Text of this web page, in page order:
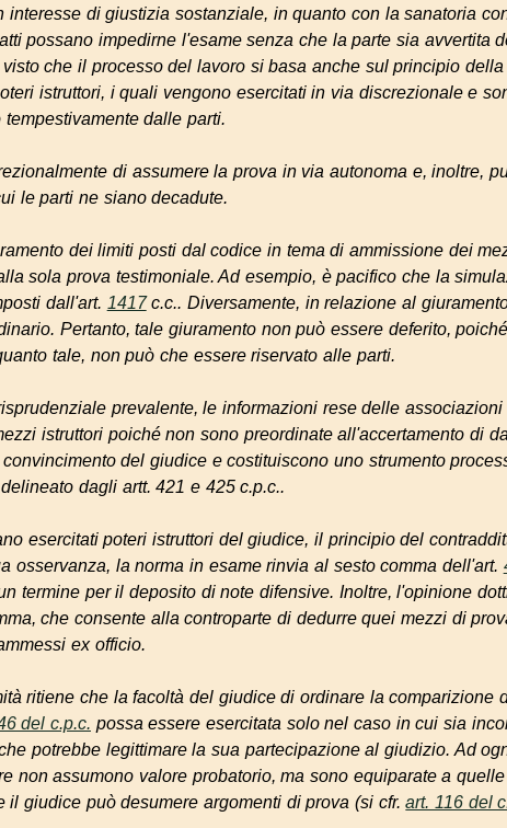
interesse di giustizia sostanziale, in quanto con la sanatoria
possano impedirne l'esame senza che la parte sia avvertita
che il processo del lavoro si basa anche sul principio
istruttori, i quali vengono esercitati in via discrezionale e
dalle parti.
di assumere la prova in via autonoma e, inoltre,
le parti ne siano decadute.
dei limiti posti dal codice in tema di ammissione dei
sola prova testimoniale. Ad esempio, è pacifico che la
dall'art. 1417c.c.. Diversamente, in relazione al
Pertanto, tale giuramento non può essere deferito,
tale, non può che essere riservato alle parti.
prevalente, le informazioni rese delle
istruttori poiché non sono preordinate all'accertamento di
del giudice e costituiscono uno strumento
dagli artt. 421 e 425 c.p.c..
esercitati poteri istruttori del giudice, il principio del
osservanza, la norma in esame rinvia al sesto comma dell'art.
termine per il deposito di note difensive. Inoltre, l'opinione
che consente alla controparte di dedurre quei mezzi di
ex officio.
ritiene che la facoltà del giudice di ordinare la comparizione
del c.p.c. possa essere esercitata solo nel caso in cui sia
potrebbe legittimare la sua partecipazione al giudizio. Ad
non assumono valore probatorio, ma sono equiparate a
il giudice può desumere argomenti di prova (si cfr.art. 116 del